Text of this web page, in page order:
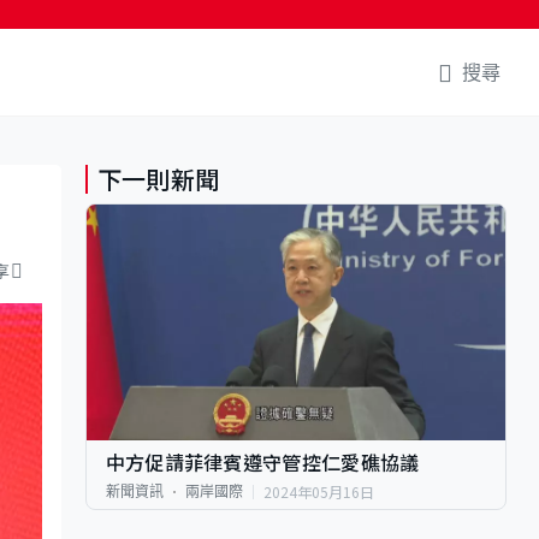
搜尋
下一則新聞
中方促請菲律賓遵守管控仁愛礁協議
新聞資訊 兩岸國際 2024年05月16日